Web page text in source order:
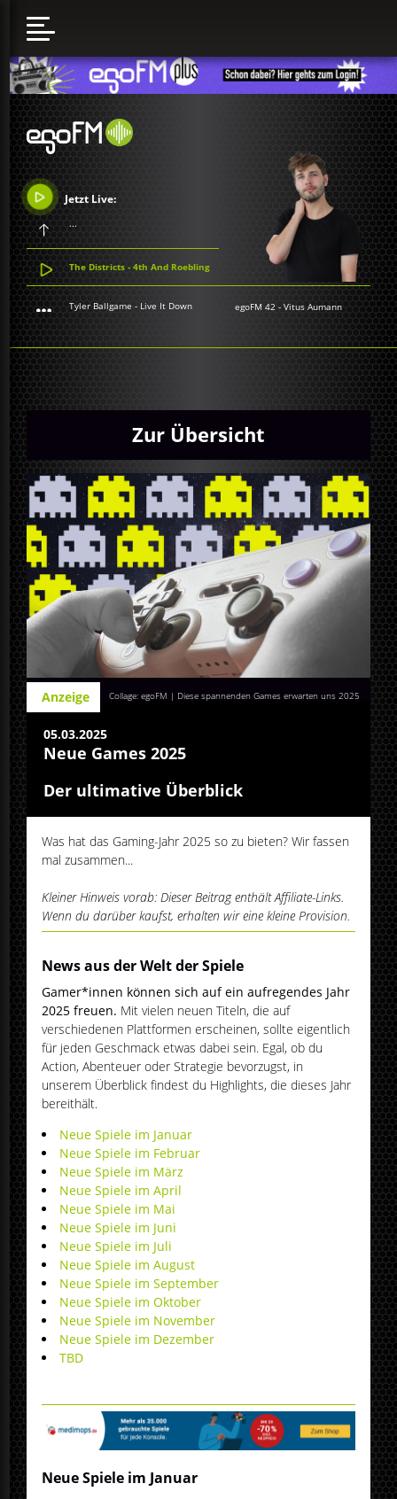
Jetzt Live:
...
The Districts - 4th And Roebling
Tyler Ballgame - Live It Down egoFM 42 - Vitus Aumann
Zur Übersicht
Collage: egoFM | Diese spannenden Games erwarten uns 2025
Anzeige
05.03.2025
Neue Games 2025
Der ultimative Überblick
Was hat das Gaming-Jahr 2025 so zu bieten? Wir fassen
mal zusammen...
Kleiner Hinweis vorab: Dieser Beitrag enthält Affiliate-Links.
Wenn du darüber kaufst, erhalten wir eine kleine Provision.
News aus der Welt der Spiele
Gamer*innen können sich auf ein aufregendes Jahr
2025 freuen. Mit vielen neuen Titeln, die auf
verschiedenen Plattformen erscheinen, sollte eigentlich
für jeden Geschmack etwas dabei sein. Egal, ob du
Action, Abenteuer oder Strategie bevorzugst, in
unserem Überblick findest du Highlights, die dieses Jahr
bereithält.
Neue Spiele im Januar
Neue Spiele im Februar
Neue Spiele im März
Neue Spiele im April
Neue Spiele im Mai
Neue Spiele im Juni
Neue Spiele im Juli
Neue Spiele im August
Neue Spiele im September
Neue Spiele im Oktober
Neue Spiele im November
Neue Spiele im Dezember
TBD
Neue Spiele im Januar